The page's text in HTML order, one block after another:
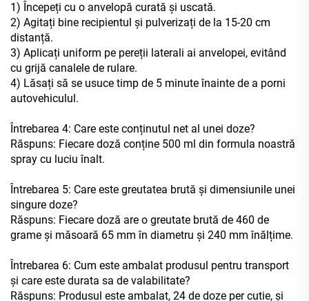
1) Începeți cu o anvelopă curată și uscată.
2) Agitați bine recipientul și pulverizați de la 15-20 cm
distanță.
3) Aplicați uniform pe pereții laterali ai anvelopei, evitând
cu grijă canalele de rulare.
4) Lăsați să se usuce timp de 5 minute înainte de a porni
autovehiculul.
Întrebarea 4: Care este conținutul net al unei doze?
Răspuns: Fiecare doză conține 500 ml din formula noastră
spray cu luciu înalt.
Întrebarea 5: Care este greutatea brută și dimensiunile unei
singure doze?
Răspuns: Fiecare doză are o greutate brută de 460 de
grame și măsoară 65 mm în diametru și 240 mm înălțime.
Întrebarea 6: Cum este ambalat produsul pentru transport
și care este durata sa de valabilitate?
Răspuns: Produsul este ambalat, 24 de doze per cutie, și